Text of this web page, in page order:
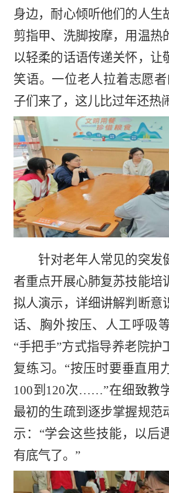
身边，耐心倾听他们的人生
剪指甲、洗脚按摩，用温热
以轻柔的话语传递关怀，让
笑语。一位老人拉着志愿
子们来了，这儿比过年还热
针对老年人常见的突发
者重点开展心肺复苏技能培
拟人演示，详细讲解判断意
话、胸外按压、人工呼吸
“手把手”方式指导养老院护
复练习。“按压时要垂直用
100到120次……”在细致教
最初的生疏到逐步掌握规范
示：“学会这些技能，以后
有底气了。”